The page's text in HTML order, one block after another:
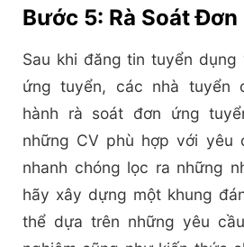
Bước 5: Rà Soát
Sau khi đăng tin tuyển
ứng tuyển, các nhà tuyển
hành rà soát đơn ứng
những CV phù hợp với yêu
nhanh chóng lọc ra những
hãy xây dựng một khung
thể dựa trên những yêu